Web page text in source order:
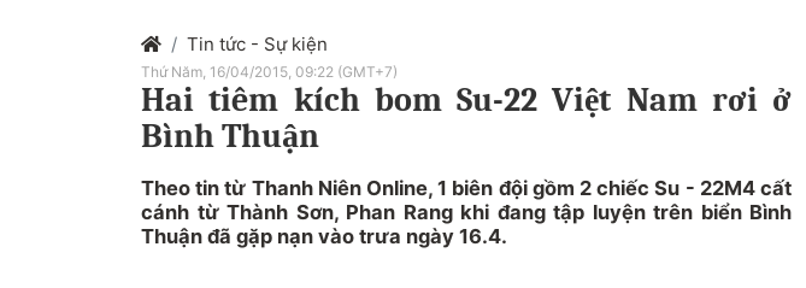
Tin tức - Sự kiện
Thứ Năm, 16/04/2015, 09:22 (GMT+7)
Hai tiêm kích bom Su-22 Việt Nam rơi ở
Bình Thuận
Theo tin từ Thanh Niên Online, 1 biên đội gồm 2 chiếc Su - 22M4 cất
cánh từ Thành Sơn, Phan Rang khi đang tập luyện trên biển Bình
Thuận đã gặp nạn vào trưa ngày 16.4.